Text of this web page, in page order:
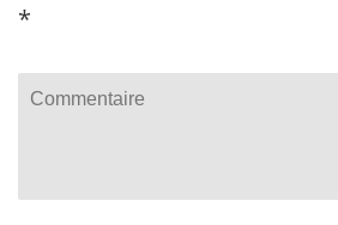
*
Commentaire